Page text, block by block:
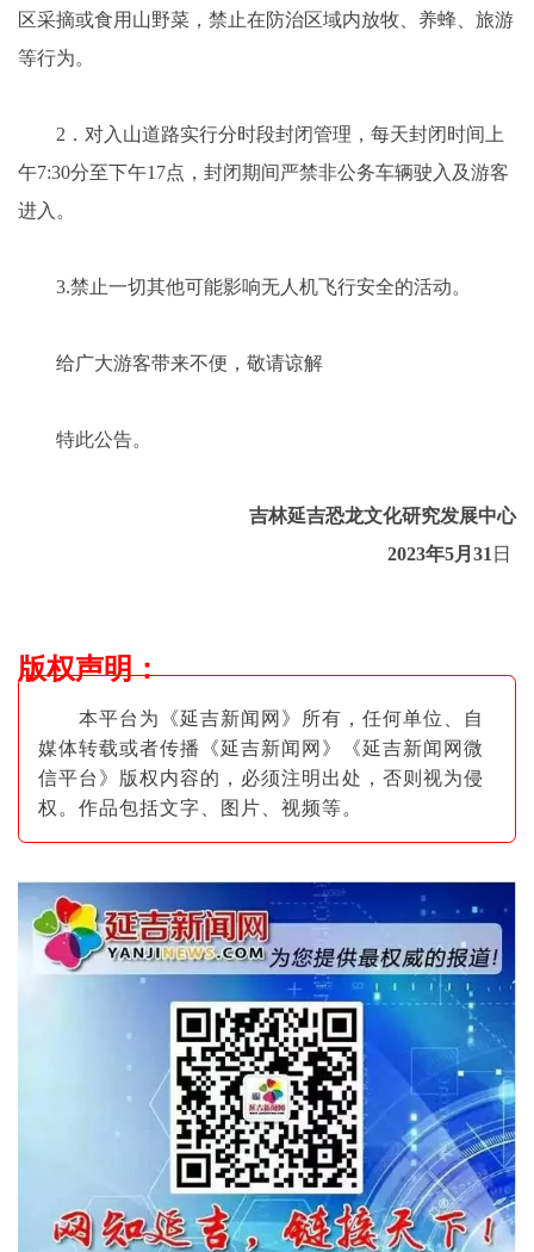
区采摘或食用山野菜，禁止在防治区域内放牧、养蜂、旅游
等行为。
2．对入山道路实行分时段封闭管理，每天封闭时间上
午7:30分至下午17点，封闭期间严禁非公务车辆驶入及游客
进入。
3.禁止一切其他可能影响无人机飞行安全的活动。
给广大游客带来不便，敬请谅解
特此公告。
吉林延吉恐龙文化研究发展中心
2023年5月31 日
版权声明：
本平台为《延吉新闻网》所有，任何单位、自
媒体转载或者传播《延吉新闻网》《延吉新闻网微
信平台》版权内容的，必须注明出处，否则视为侵
权。作品包括文字、图片 、视频等。